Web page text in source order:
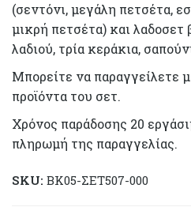
(σεντόνι, μεγάλη πετσέτα,
μικρή πετσέτα) και λαδοσετ
λαδιού, τρία κεράκια,
Μπορείτε να παραγγείλετε
προϊόντα του σετ.
Χρόνος παράδοσης 20
πληρωμή της παραγγελίας.
SKU: BK05-ΣΕΤ507-000